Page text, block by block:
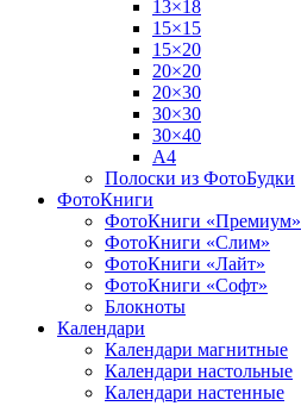
13×18
15×15
15×20
20×20
20×30
30×30
30×40
A4
Полоски из ФотоБудки
ФотоКниги
ФотоКниги «Премиум»
ФотоКниги «Слим»
ФотоКниги «Лайт»
ФотоКниги «Софт»
Блокноты
Календари
Календари магнитные
Календари настольные
Календари настенные